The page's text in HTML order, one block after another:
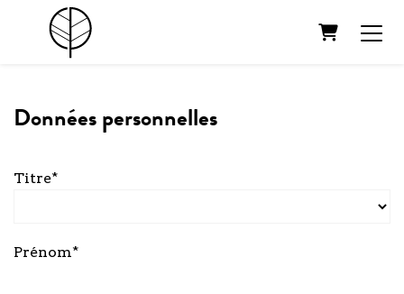
Panier
Données personnelles
Titre*
Prénom*